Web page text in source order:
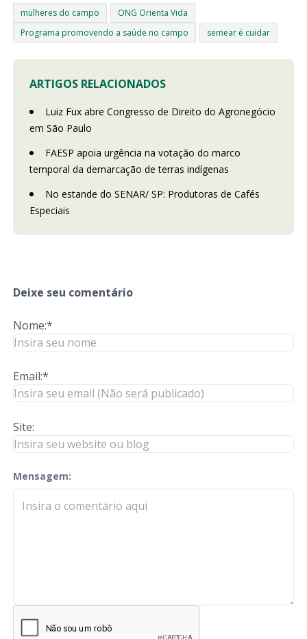
mulheres do campo
ONG Orienta Vida
Programa promovendo a saúde no campo
semear é cuidar
ARTIGOS RELACIONADOS
Luiz Fux abre Congresso de Direito do Agronegócio
em São Paulo
FAESP apoia urgência na votação do marco
temporal da demarcação de terras indígenas
No estande do SENAR/ SP: Produtoras de Cafés
Especiais
Deixe seu comentário
Nome:*
Email:*
Site:
Mensagem:
check-terms